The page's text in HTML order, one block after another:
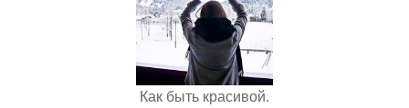
Как быть красивой.